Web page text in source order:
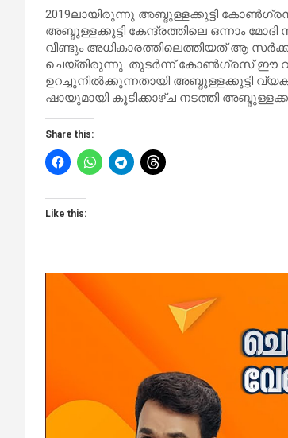
2019ലായിരുന്നു അബ്ദുള്ളക്കുട്ടി
അബ്ദുള്ളക്കുട്ടി കേന്ദ്രത്തിലെ ഒന്നാം
വീണ്ടും അധികാരത്തിലെത്തിയത് ആ
ചെയ്തിരുന്നു. തുടര്‍ന്ന് കോണ്‍ഗ്രസ് ഈ
ഉറച്ചുനില്‍ക്കുന്നതായി അബ്ദുള്ളക്കുട്ടി
ഷായുമായി കൂടിക്കാഴ്ച നടത്തി
Share this:
Like this: